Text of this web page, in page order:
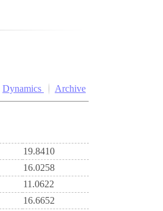
Dynamics Archive
19.8410
16.0258
11.0622
16.6652